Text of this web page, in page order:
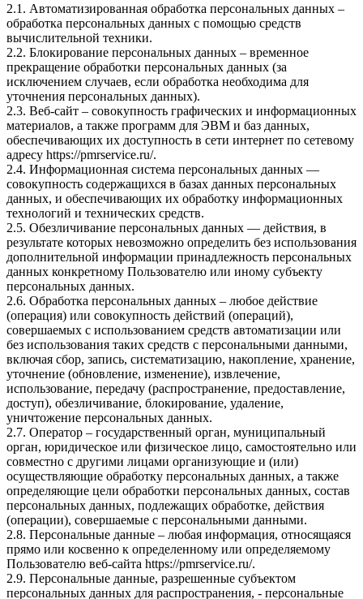
2.1. Автоматизированная обработка персональных данных –
обработка персональных данных с помощью средств
вычислительной техники.
2.2. Блокирование персональных данных – временное
прекращение обработки персональных данных (за
исключением случаев, если обработка необходима для
уточнения персональных данных).
2.3. Веб-сайт – совокупность графических и информационных
материалов, а также программ для ЭВМ и баз данных,
обеспечивающих их доступность в сети интернет по сетевому
адресу https://pmrservice.ru/.
2.4. Информационная система персональных данных —
совокупность содержащихся в базах данных персональных
данных, и обеспечивающих их обработку информационных
технологий и технических средств.
2.5. Обезличивание персональных данных — действия, в
результате которых невозможно определить без использования
дополнительной информации принадлежность персональных
данных конкретному Пользователю или иному субъекту
персональных данных.
2.6. Обработка персональных данных – любое действие
(операция) или совокупность действий (операций),
совершаемых с использованием средств автоматизации или
без использования таких средств с персональными данными,
включая сбор, запись, систематизацию, накопление, хранение,
уточнение (обновление, изменение), извлечение,
использование, передачу (распространение, предоставление,
доступ), обезличивание, блокирование, удаление,
уничтожение персональных данных.
2.7. Оператор – государственный орган, муниципальный
орган, юридическое или физическое лицо, самостоятельно или
совместно с другими лицами организующие и (или)
осуществляющие обработку персональных данных, а также
определяющие цели обработки персональных данных, состав
персональных данных, подлежащих обработке, действия
(операции), совершаемые с персональными данными.
2.8. Персональные данные – любая информация, относящаяся
прямо или косвенно к определенному или определяемому
Пользователю веб-сайта https://pmrservice.ru/.
2.9. Персональные данные, разрешенные субъектом
персональных данных для распространения, - персональные